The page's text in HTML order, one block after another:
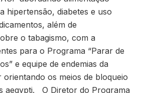
hipertensão, diabetes e uso
além de
o tabagismo, com a
para o Programa “Parar de
e equipe de endemias da
os meios de bloqueio
aegypti. O Diretor do Programa